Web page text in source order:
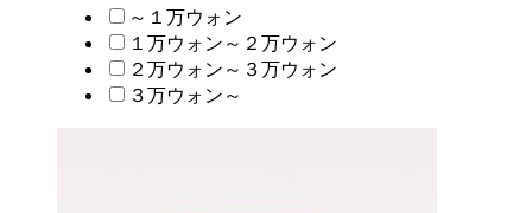
～１万ウォン
１万ウォン～２万ウォン
２万ウォン～３万ウォン
３万ウォン～